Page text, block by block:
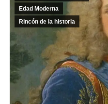
Edad Moderna
Rincón de la historia